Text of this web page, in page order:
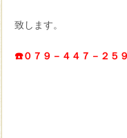
致します。
☎️０７９－４４７－２５